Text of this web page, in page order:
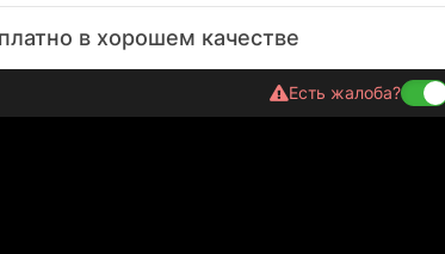
в хорошем качестве
Есть жалоба?